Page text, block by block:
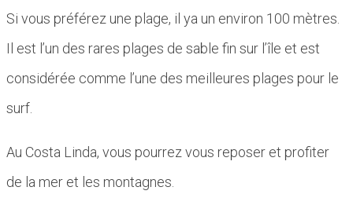
Si vous préférez une plage, il ya un environ 100 mètres.
Il est l’un des rares plages de sable fin sur l’île et est
considérée comme l’une des meilleures plages pour le
surf.
Au Costa Linda, vous pourrez vous reposer et profiter
de la mer et les montagnes.